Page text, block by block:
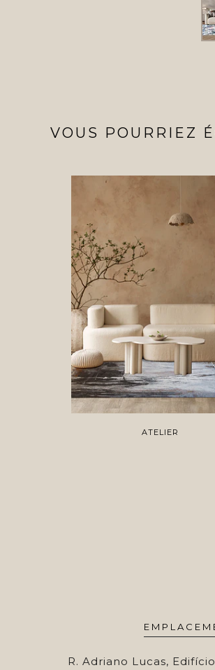
VOUS POURRIEZ
ATELIER
R. Adriano Lucas,